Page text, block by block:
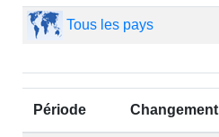
Tous les pays
Période Changement